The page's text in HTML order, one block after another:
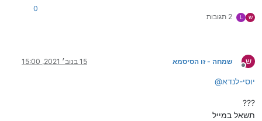
ש L 2 תגובות
0
ש
מנותק
שמחה - זו הסיסמא 15 בנוב׳ 2021, 15:00
@יוסי-לנדא
???
תשאל במייל